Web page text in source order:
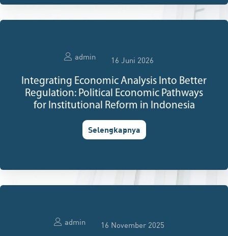
admin 16 Juni 2026
Integrating Economic Analysis Into Better
Regulation: Political Economic Pathways
for Institutional Reform in Indonesia
Selengkapnya
admin 16 November 2025